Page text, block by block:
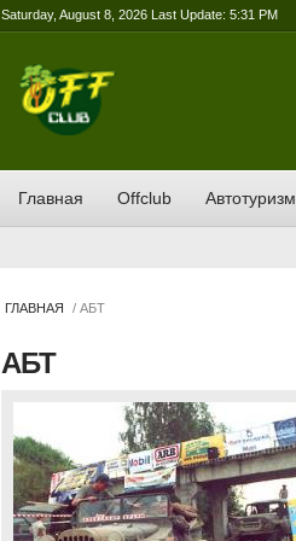
Saturday, August 8, 2026 Last Update: 5:31 PM
Главная Offclub Автотуризм
ГЛАВНАЯ / АБТ
АБТ